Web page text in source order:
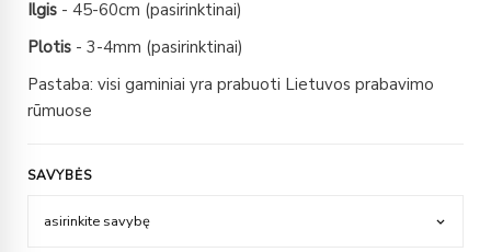
Ilgis - 45-60cm (pasirinktinai)
Plotis - 3-4mm (pasirinktinai)
Pastaba: visi gaminiai yra prabuoti Lietuvos prabavimo
rūmuose
SAVYBĖS